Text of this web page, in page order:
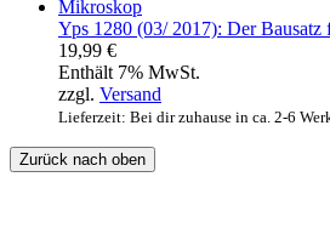
Yps 1280 (03/ 2017): Der
19,99 €
Enthält 7% MwSt.
zzgl. Versand
Lieferzeit: Bei dir zuhause in ca. 2-6
Zurück nach oben